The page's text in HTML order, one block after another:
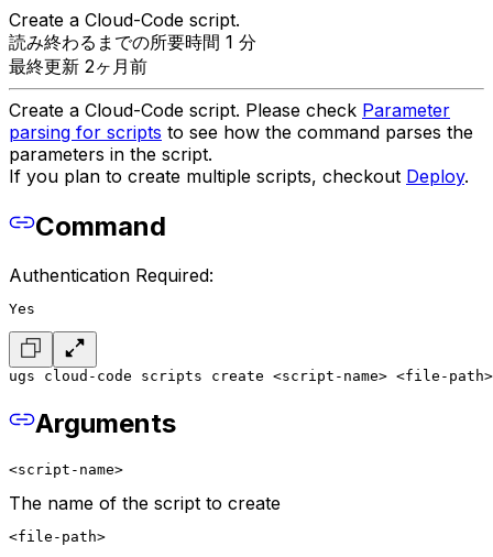
Create a Cloud-Code script.
読み終わるまでの所要時間 1 分
最終更新 2ヶ月前
Create a Cloud-Code script. Please check Parameter
parsing for scripts to see how the command parses the
parameters in the script.
If you plan to create multiple scripts, checkout Deploy.
Command
Authentication Required:
Yes
ugs cloud-code scripts create <script-name> <file-
Arguments
<script-name>
The name of the script to create
<file-path>